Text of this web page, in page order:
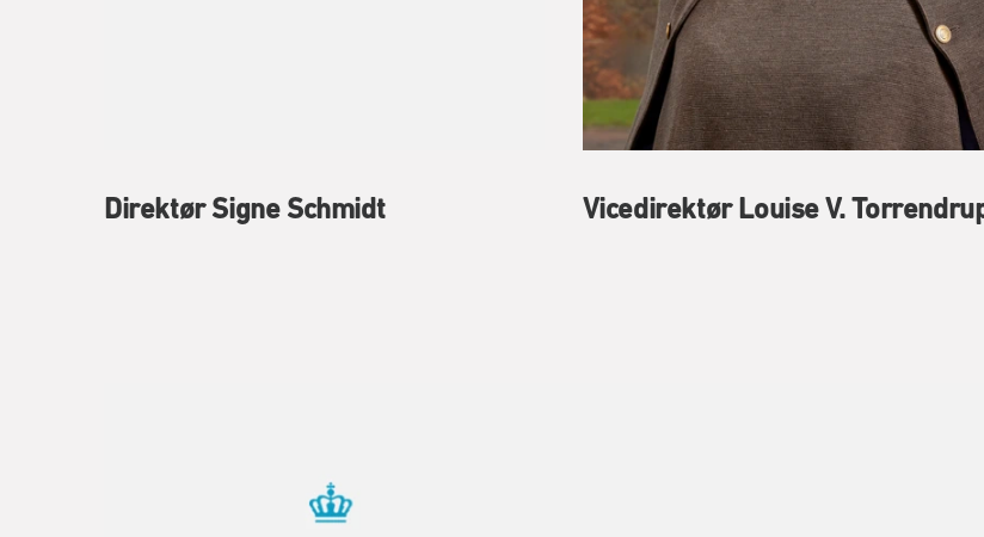
Direktør Signe Schmidt Vicedirektør Louise V.